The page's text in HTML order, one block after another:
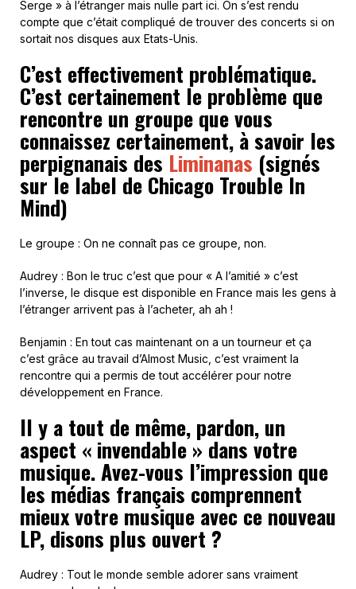
Serge » à l’étranger mais nulle part ici. On s’est rendu
compte que c’était compliqué de trouver des concerts si on
sortait nos disques aux Etats-Unis.
C’est effectivement problématique.
C’est certainement le problème que
rencontre un groupe que vous
connaissez certainement, à savoir les
perpignanais des Liminanas (signés
sur le label de Chicago Trouble In
Mind)
Le groupe : On ne connaît pas ce groupe, non.
Audrey : Bon le truc c’est que pour « A l’amitié » c’est
l’inverse, le disque est disponible en France mais les gens à
l’étranger arrivent pas à l’acheter, ah ah !
Benjamin : En tout cas maintenant on a un tourneur et ça
c’est grâce au travail d’Almost Music, c’est vraiment la
rencontre qui a permis de tout accélérer pour notre
développement en France.
Il y a tout de même, pardon, un
aspect « invendable » dans votre
musique. Avez-vous l’impression que
les médias français comprennent
mieux votre musique avec ce nouveau
LP, disons plus ouvert ?
Audrey : Tout le monde semble adorer sans vraiment